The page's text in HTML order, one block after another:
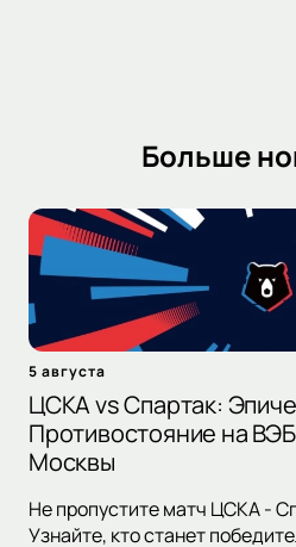
Больше
5 августа
ЦСКА vs Спартак:
Противостояние на
Москвы
Не пропустите матч ЦСКА -
Узнайте, кто станет